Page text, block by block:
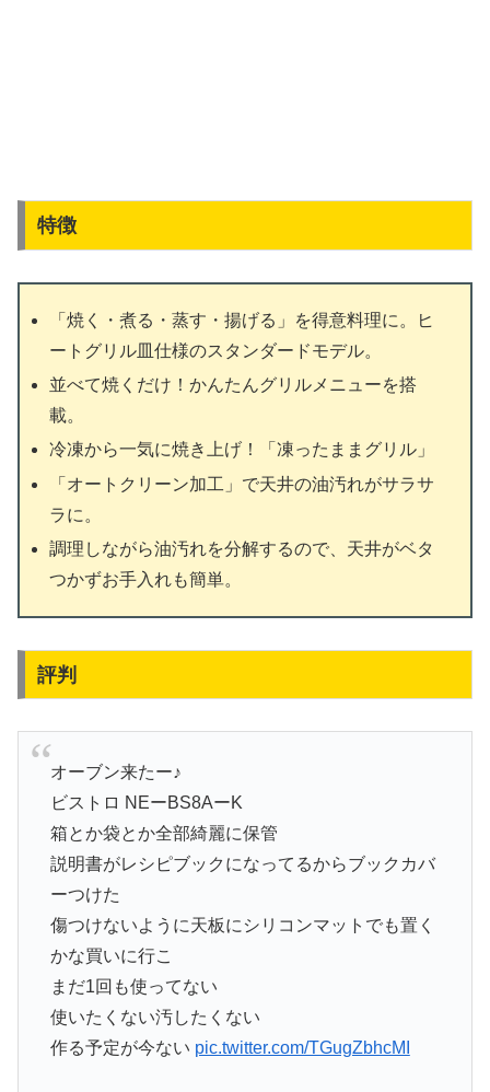
特徴
「焼く・煮る・蒸す・揚げる」を得意料理に。ヒ
ートグリル皿仕様のスタンダードモデル。
並べて焼くだけ！かんたんグリルメニューを搭
載。
冷凍から一気に焼き上げ！「凍ったままグリル」
「オートクリーン加工」で天井の油汚れがサラサ
ラに。
調理しながら油汚れを分解するので、天井がベタ
つかずお手入れも簡単。
評判
オーブン来たー♪
ビストロ NEーBS8AーK
箱とか袋とか全部綺麗に保管
説明書がレシピブックになってるからブックカバ
ーつけた
傷つけないように天板にシリコンマットでも置く
かな買いに行こ
まだ1回も使ってない
使いたくない汚したくない
作る予定が今ない pic.twitter.com/TGugZbhcMI